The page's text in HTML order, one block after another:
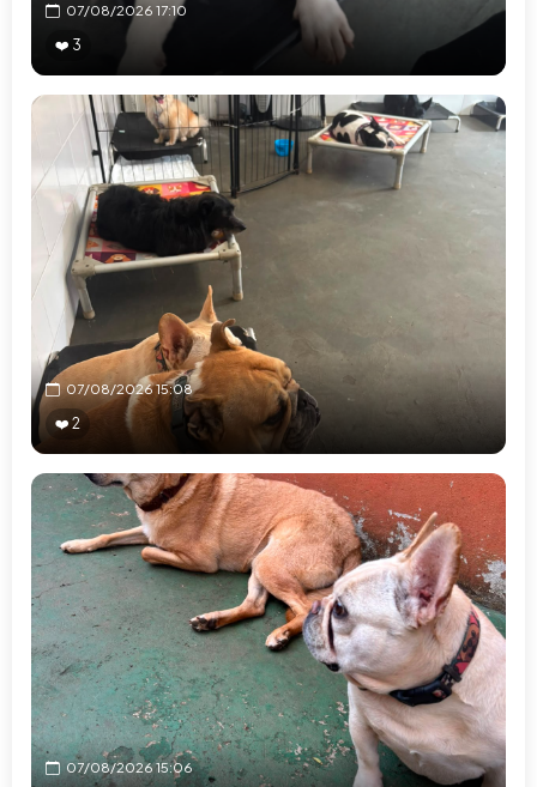
07/08/2026 17:10
❤️ 3
07/08/2026 15:08
❤️ 2
07/08/2026 15:06